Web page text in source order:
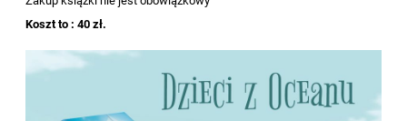
Koszt to : 40 zł.